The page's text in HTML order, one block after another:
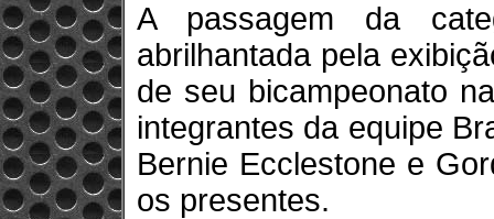
A passagem da
abrilhantada pela
de seu bicampeonato
integrantes da equipe
Bernie Ecclestone e
os presentes.